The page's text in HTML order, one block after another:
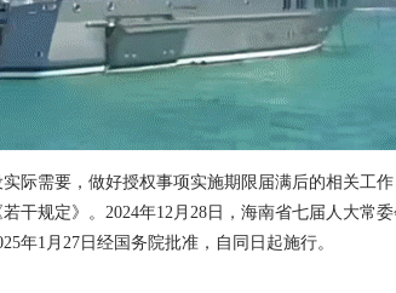
需要，做好授权事项实施期限届满后的相关工作
干规定》。2024年12月28日，海南省七届人大常
年1月27日经国务院批准，自同日起施行。